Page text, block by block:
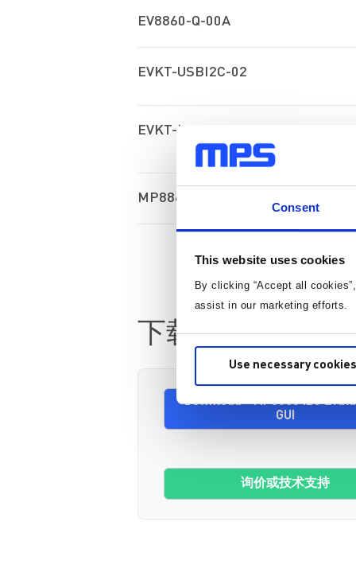
Consent
This website uses cookies
By clicking “Accept all
assist in our marketing efforts.
Use necessary
EV8860-Q-00A
EVKT-USBI2C-02
EVKT-MP8860
MP8860
下载
Download - MP8860 I2C
GUI
询价或技术支持